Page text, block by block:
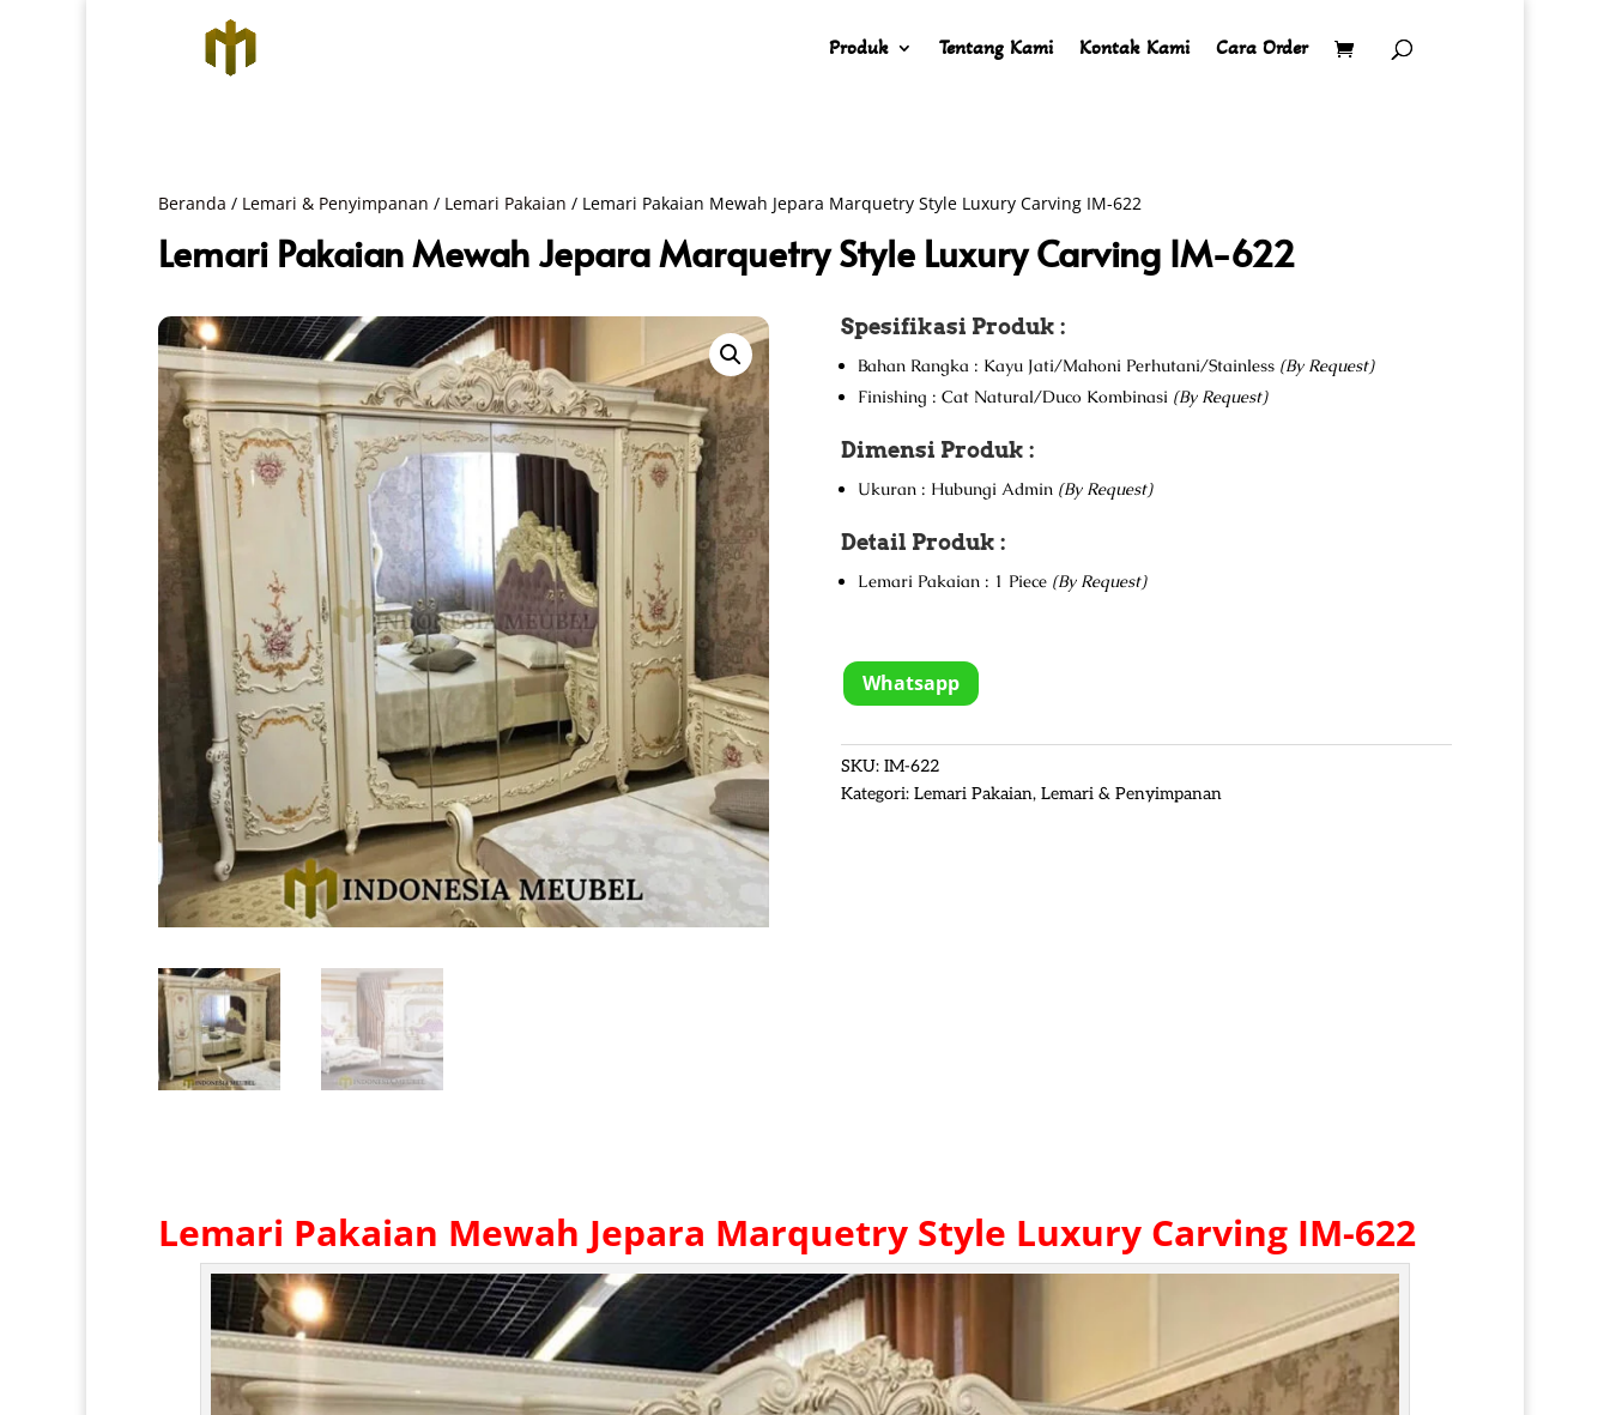
Produk Tentang Kami Kontak Kami Cara Order
Beranda / Lemari & Penyimpanan / Lemari Pakaian / Lemari Pakaian Mewah Jepara Marquetry Style Luxury Carving IM-622
Lemari Pakaian Mewah Jepara Marquetry Style Luxury Carving IM-622
Spesifikasi Produk :
Bahan Rangka : Kayu Jati/Mahoni Perhutani/Stainless (By Request)
Finishing : Cat Natural/Duco Kombinasi (By Request)
Dimensi Produk :
Ukuran : Hubungi Admin (By Request)
Detail Produk :
Lemari Pakaian : 1 Piece (By Request)
Whatsapp
SKU: IM-622
Kategori: Lemari Pakaian, Lemari & Penyimpanan
Lemari Pakaian Mewah Jepara Marquetry Style Luxury Carving IM-622